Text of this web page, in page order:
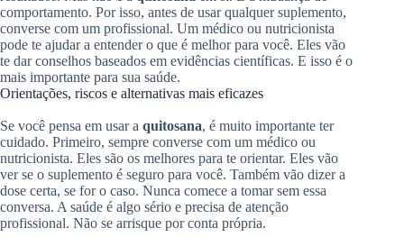
comportamento. Por isso, antes de usar qualquer suplemento,
converse com um profissional. Um médico ou nutricionista
pode te ajudar a entender o que é melhor para você. Eles vão
te dar conselhos baseados em evidências científicas. E isso é o
mais importante para sua saúde.
Orientações, riscos e alternativas mais eficazes
Se você pensa em usar a quitosana, é muito importante ter
cuidado. Primeiro, sempre converse com um médico ou
nutricionista. Eles são os melhores para te orientar. Eles vão
ver se o suplemento é seguro para você. Também vão dizer a
dose certa, se for o caso. Nunca comece a tomar sem essa
conversa. A saúde é algo sério e precisa de atenção
profissional. Não se arrisque por conta própria.